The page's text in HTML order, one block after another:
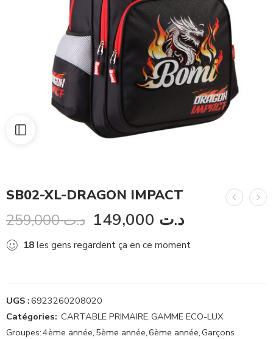
SB02-XL-DRAGON IMPACT
د.ت259,000 د.ت
18 les gens regardent ça en ce moment
UGS :6923260208020
Catégories: CARTABLE PRIMAIRE,GAMME ECO-LUX
Groupes:4ème année, 5ème année,6ème année,Garçons